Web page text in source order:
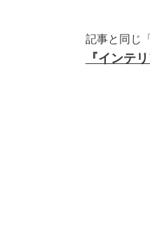
記事と同じ
『インテ